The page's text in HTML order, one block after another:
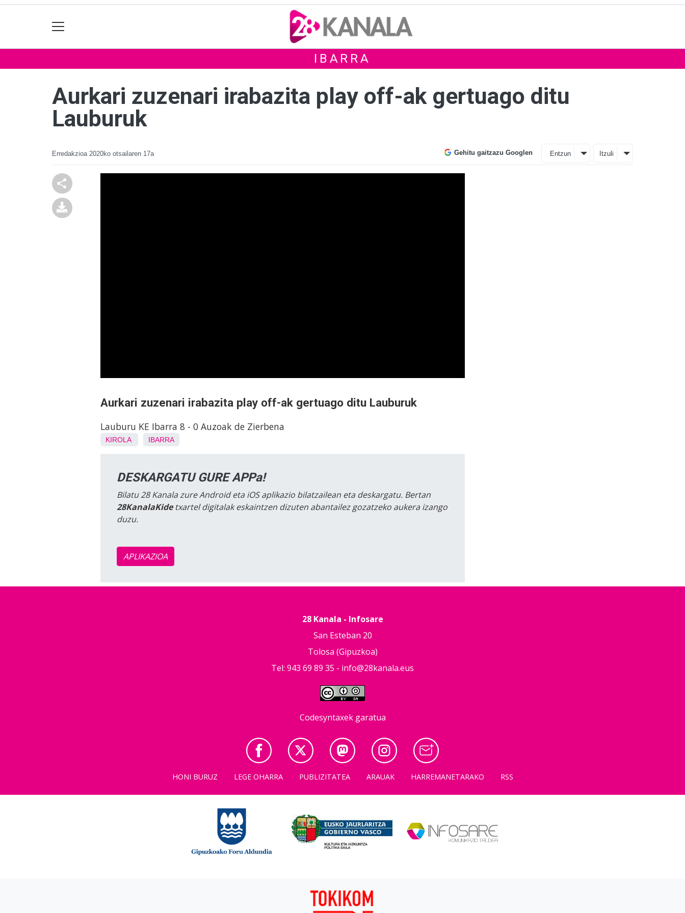
IBARRA
Aurkari zuzenari irabazita play off-ak gertuago ditu
Lauburuk
Erredakzioa 2020ko otsailaren 17a Gehitu gaitzazu Googlen Entzun Itzuli
Aurkari zuzenari irabazita play off-ak gertuago ditu Lauburuk
Lauburu KE Ibarra 8 - 0 Auzoak de Zierbena
KIROLA IBARRA
DESKARGATU GURE APPa!
Bilatu 28 Kanala zure Android eta iOS aplikazio bilatzailean eta deskargatu. Bertan
28KanalaKidetxartel digitalak eskaintzen dizuten abantailez gozatzeko aukera izango
duzu.
APLIKAZIOA
28 Kanala - Infosare
San Esteban 20
Tolosa (Gipuzkoa)
Tel: 943 69 89 35 - info@28kanala.eus
Codesyntaxek garatua
HONI BURUZ LEGE OHARRA PUBLIZITATEA ARAUAK HARREMANETARAKO RSS